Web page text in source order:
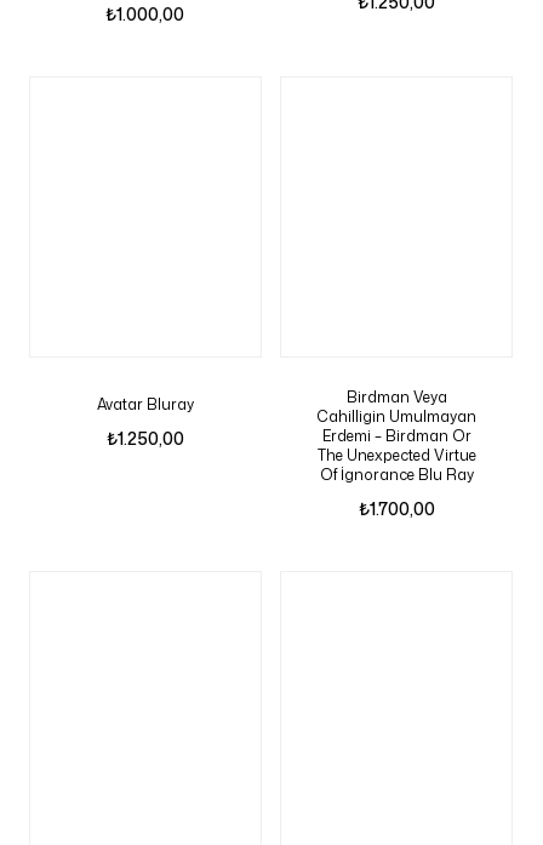
₺1.000,00
Avatar Bluray
₺1.250,00
Birdman Veya
Cahilligin Umulmayan
Erdemi – Birdman Or
The Unexpected Virtue
Of İgnorance Blu Ray
₺1.700,00